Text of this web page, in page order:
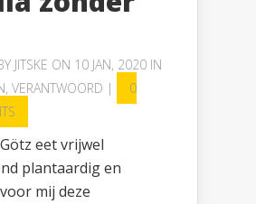
JITSKE ON 10 JAN, 2020 IN
, VERANTWOORD |
0
eet vrijwel
plantaardig en
mij deze